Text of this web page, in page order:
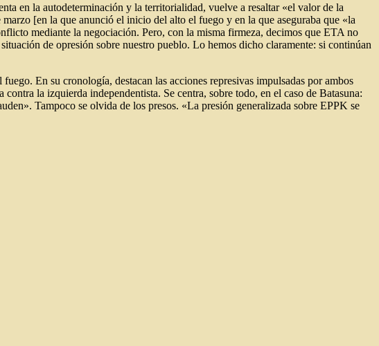
en la autodeterminación y la territorialidad, vuelve a resaltar «el valor de la
[en la que anunció el inicio del alto el fuego y en la que aseguraba que «la
mediante la negociación. Pero, con la misma firmeza, decimos que ETA no
de opresión sobre nuestro pueblo. Lo hemos dicho claramente: si continúan
En su cronología, destacan las acciones represivas impulsadas por ambos
la izquierda independentista. Se centra, sobre todo, en el caso de Batasuna:
Tampoco se olvida de los presos. «La presión generalizada sobre EPPK se